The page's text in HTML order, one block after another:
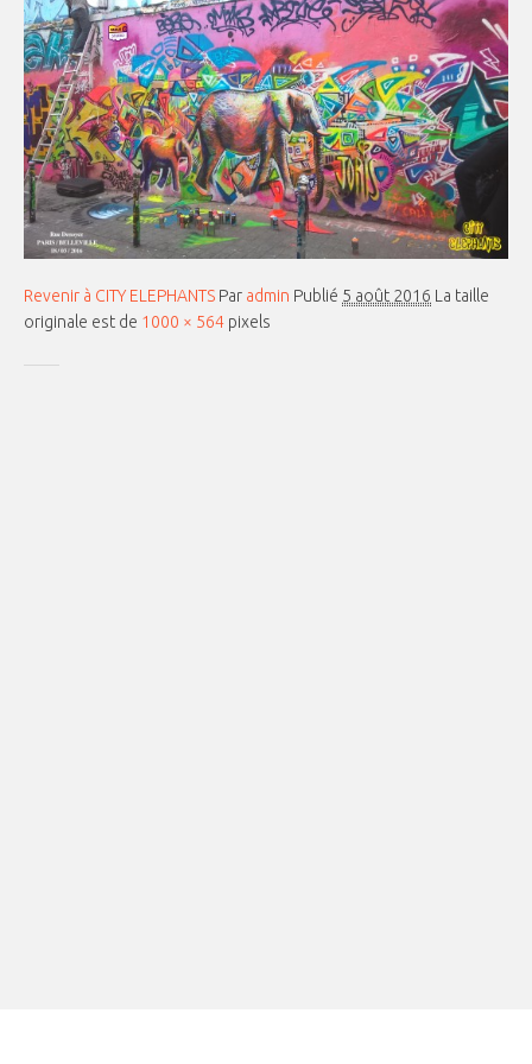
Revenir à CITY ELEPHANTS Par admin Publié 5 août 2016 La taille
originale est de 1000 × 564 pixels